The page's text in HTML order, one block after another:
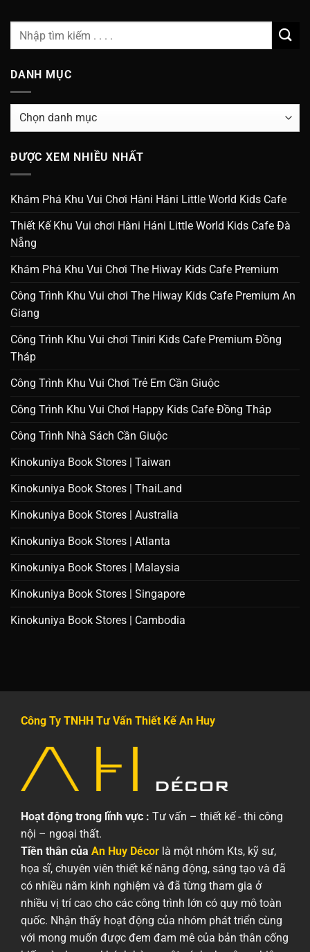
DANH MỤC
Danh
ĐƯỢC XEM NHIỀU NHẤT
Khám Phá Khu Vui Chơi Hàni Háni Little World Kids Cafe
Thiết Kế Khu Vui chơi Hàni Háni Little World Kids Cafe Đà
Nẵng
Khám Phá Khu Vui Chơi The Hiway Kids Cafe Premium
Công Trình Khu Vui chơi The Hiway Kids Cafe Premium An
Giang
Công Trình Khu Vui chơi Tiniri Kids Cafe Premium Đồng
Tháp
Công Trình Khu Vui Chơi Trẻ Em Cần Giuộc
Công Trình Khu Vui Chơi Happy Kids Cafe Đồng Tháp
Công Trình Nhà Sách Cần Giuộc
Kinokuniya Book Stores | Taiwan
Kinokuniya Book Stores | ThaiLand
Kinokuniya Book Stores | Australia
Kinokuniya Book Stores | Atlanta
Kinokuniya Book Stores | Malaysia
Kinokuniya Book Stores | Singapore
Kinokuniya Book Stores | Cambodia
Công Ty TNHH Tư Vấn Thiết Kế An Huy
Hoạt động trong lĩnh vực : Tư vấn – thiết kế - thi công
nội – ngoại thất.
Tiền thân của An Huy Décor là một nhóm Kts, kỹ sư,
họa sĩ, chuyên viên thiết kế năng động, sáng tạo và đã
có nhiều năm kinh nghiệm và đã từng tham gia ở
nhiều vị trí cao cho các công trình lớn có quy mô toàn
quốc. Nhận thấy hoạt động của nhóm phát triển cùng
với mong muốn được đem đam mê của bản thân cống